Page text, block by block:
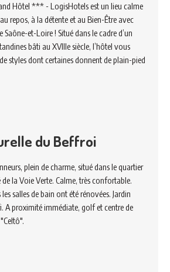
Hôtel *** - LogisHotels est un lieu calme
repos, à la détente et au Bien-Être avec
et-Loire ! Situé dans le cadre d’un
bâti au XVIIIe siècle, l’hôtel vous
styles dont certaines donnent de plain-pied
du Beffroi
plein de charme, situé dans le quartier
la Voie Verte. Calme, très confortable.
salles de bain ont été rénovées. Jardin
A proximité immédiate, golf et centre de